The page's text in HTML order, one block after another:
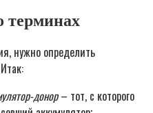
терминах
нужно определить
донор– тот, с которого